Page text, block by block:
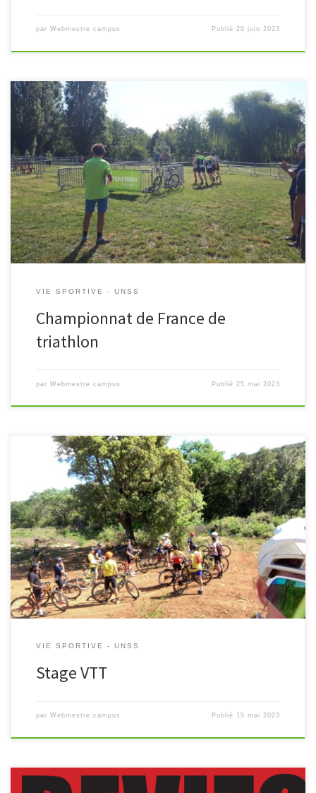
par Webmestre campus Publié20 juin 2023
Les élèves de la section sportive VTT participent au championnat
de France UNSS de triathlon. Voici un petit récapitulatif des deux
premières journées au Championnat de France de triathlon.
« Aujourd’hui […]
VIE SPORTIVE - UNSS
Championnat de France de
triathlon
par Webmestre campus Publié 25 mai 2023
Les élèves de la section sportive VTT sont en stage de préparation
aux championnats de France en ce début de mois de mai. Au
programme beaucoup de VTT, un voyage en […]
VIE SPORTIVE - UNSS
Stage VTT
par Webmestre campus Publié 15 mai 2023